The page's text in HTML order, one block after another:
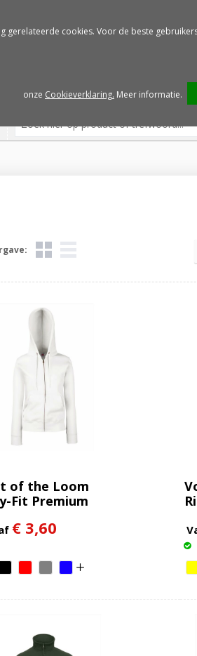
of the Loom
Fit Premium
€ 3,60
gerelateerde cookies. Voor de beste
onze Cookieverklaring. Meer informatie.